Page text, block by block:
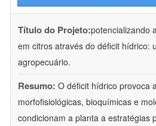
Título do Projeto:potencializando
em citros através do déficit hídrico:
agropecuário.
Resumo: O déficit hídrico provoca
morfofisiológicas, bioquímicas e
condicionam a planta a estratégias